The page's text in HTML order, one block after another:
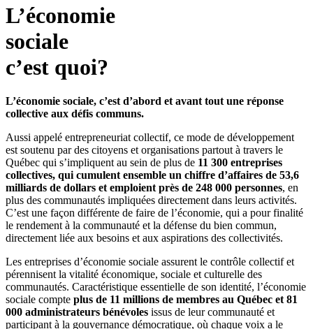
L’économie
sociale
c’est quoi?
L’économie sociale, c’est d’abord et avant tout une réponse
collective aux défis communs.
Aussi appelé entrepreneuriat collectif, ce mode de développement
est soutenu par des citoyens et organisations partout à travers le
Québec qui s’impliquent au sein de plus de 11 300 entreprises
collectives, qui cumulent ensemble un chiffre d’affaires de 53,6
milliards de dollars et emploient près de 248 000 personnes, en
plus des communautés impliquées directement dans leurs activités.
C’est une façon différente de faire de l’économie, qui a pour finalité
le rendement à la communauté et la défense du bien commun,
directement liée aux besoins et aux aspirations des collectivités.
Les entreprises d’économie sociale assurent le contrôle collectif et
pérennisent la vitalité économique, sociale et culturelle des
communautés. Caractéristique essentielle de son identité, l’économie
sociale compte plus de 11 millions de membres au Québec et 81
000 administrateurs bénévoles issus de leur communauté et
participant à la gouvernance démocratique, où chaque voix a le